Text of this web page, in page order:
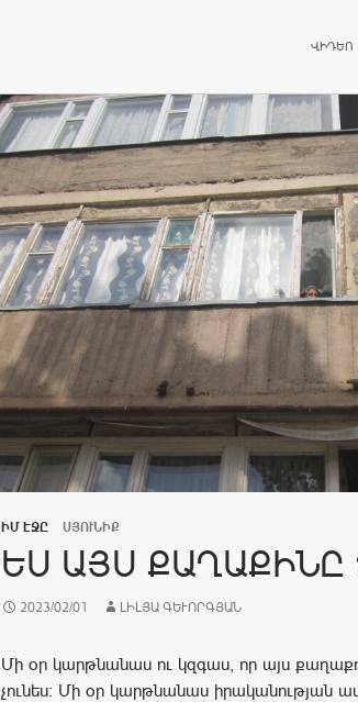
ՎԻԴԵՈ
ԻՄ ԷՋԸ ՍՅՈՒՆԻՔ
ԵՍ ԱՅՍ ՔԱՂԱՔԻՆԸ
2023/02/01 ԼԻԼՅԱ ԳԵՒՈՐԳՅԱՆ
Մի օր կարթնանաս ու կզգաս, որ այս
չունես: Մի օր կարթնանաս իրականության